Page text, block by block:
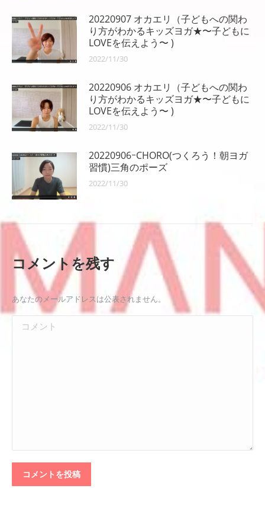
20220907 オカエリ（子どもへの関わ
り方がわかるキッズヨガ★〜子どもに
LOVEを伝えよう〜 )
2022/11/30
20220906 オカエリ（子どもへの関わ
り方がわかるキッズヨガ★〜子どもに
LOVEを伝えよう〜 )
2022/11/30
20220906ｰCHORO(つくろう！朝ヨガ
習慣)三角のポーズ
2022/11/30
コメントを残す
あなたのメールアドレスは公表されません。
コメント
コメントを投稿